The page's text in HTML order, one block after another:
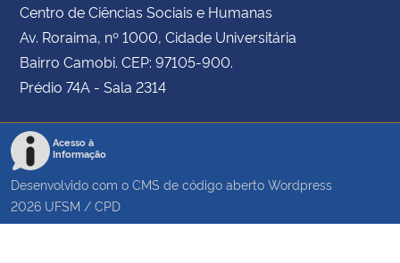
Centro de Ciências Sociais e Humanas
Av. Roraima, nº 1000, Cidade Universitária
Bairro Camobi. CEP: 97105-900.
Prédio 74A - Sala 2314
Acesso à
Informação
Desenvolvido com o CMS de código aberto Wordpress
2026 UFSM / CPD